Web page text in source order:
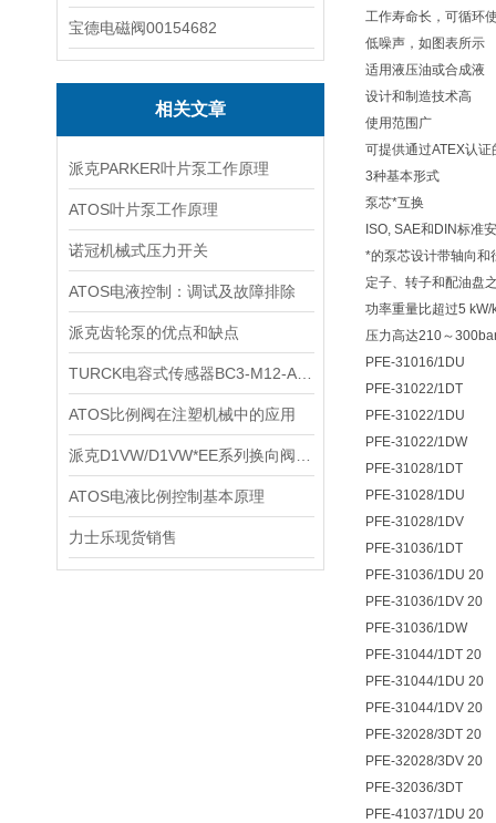
宝德电磁阀00154682
相关文章
派克PARKER叶片泵工作原理
ATOS叶片泵工作原理
诺冠机械式压力开关
ATOS电液控制：调试及故障排除
派克齿轮泵的优点和缺点
ATOS比例阀在注塑机械中的应用
ATOS电液比例控制基本原理
力士乐现货销售
工作寿命长，可循环
低噪声，如图表所示
适用液压油或合成液
设计和制造技术高
使用范围广
可提供通过ATEX认
3种基本形式
泵芯*互换
ISO, SAE和DIN标准
*的泵芯设计带轴向和
定子、转子和配油盘
功率重量比超过5 kW/
压力高达210～
PFE-31016/1DU
PFE-31022/1DT
PFE-31022/1DU
PFE-31022/1DW
PFE-31028/1DT
PFE-31028/1DU
PFE-31028/1DV
PFE-31036/1DT
PFE-31036/1DU 20
PFE-31036/1DV 20
PFE-31036/1DW
PFE-31044/1DT 20
PFE-31044/1DU 20
PFE-31044/1DV 20
PFE-32028/3DT 20
PFE-32028/3DV 20
PFE-32036/3DT
PFE-41037/1DU 20